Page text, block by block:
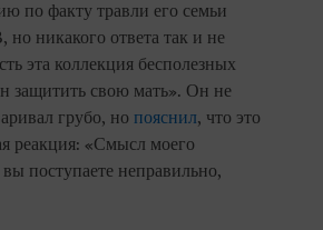
по факту травли его семьи
никакого ответа так и не
эта коллекция бесполезных
защитить свою мать». Он не
грубо, но пояснил, что это
реакция: «Смысл моего
поступаете неправильно,